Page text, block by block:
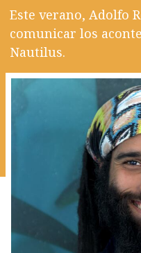
Este verano, Adolfo
comunicar los
Nautilus.